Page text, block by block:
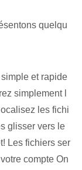
quelqu
et rapide
simplement l
les fichi
glisser vers le
Les fichiers ser
compte On